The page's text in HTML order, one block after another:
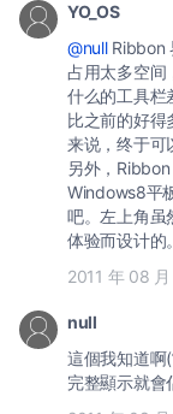
YO_OS
@nullRibbon
占用太多空间
什么的工具栏
比之前的好得
来说，终于可
另外，
Windows8平
吧。左上角虽
体验而设计的。
2011 年 08
null
這個我知道啊
完整顯示就會